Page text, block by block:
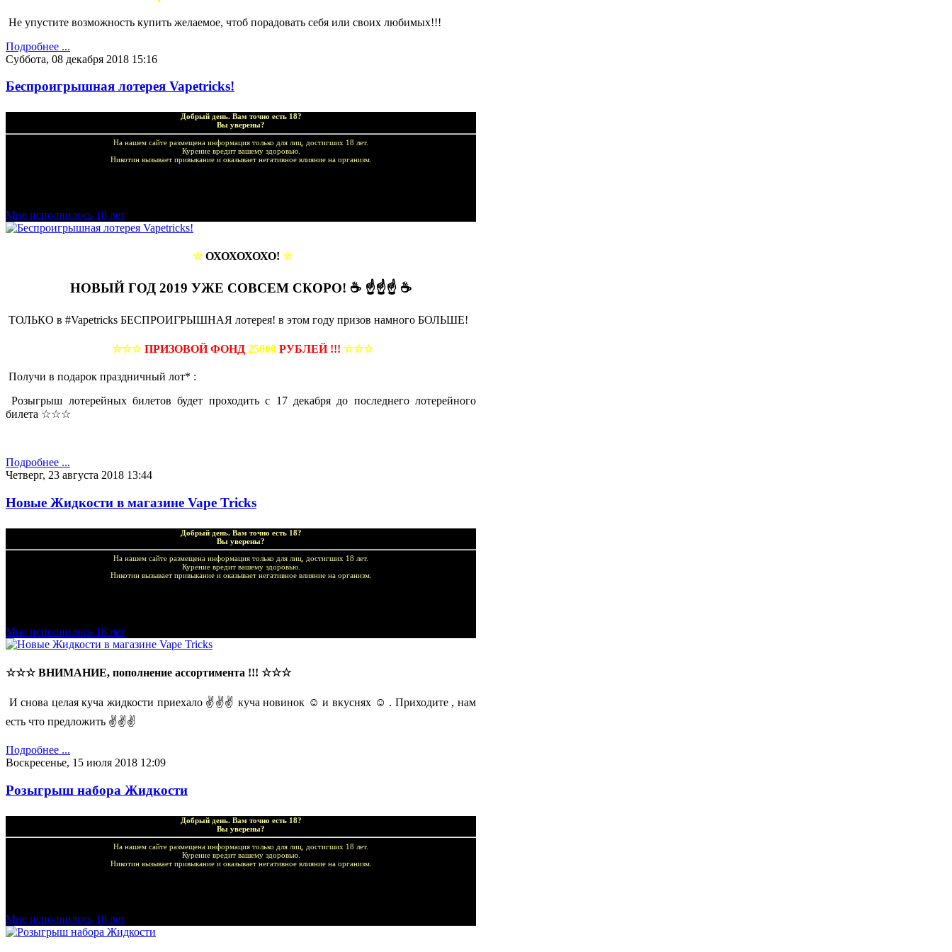
Не упустите возможность купить желаемое, чтоб порадовать себя или своих любимых!!!
Подробнее ...
Суббота, 08 декабря 2018 15:16
Беспроигрышная лотерея Vapetricks!
Добрый день. Вам точно есть 18?
Вы уверены?
На нашем сайте размещена информация только для лиц, достигших 18 лет.
Курение вредит вашему здоровью.
Никотин вызывает привыкание и оказывает негативное влияние на организм.
Мне исполнилось 18 лет
☆ОХОХОХОХО! ☆
НОВЫЙ ГОД 2019 УЖЕ СОВСЕМ СКОРО! ☕ ☝☝☝ ☕
ТОЛЬКО в #Vapetricks БЕСПРОИГРЫШНАЯ лотерея! в этом году призов намного БОЛЬШЕ!
☆☆☆ ПРИЗОВОЙ ФОНД 25000РУБЛЕЙ !!! ☆☆☆
Получи в подарок праздничный лот* :
Розыгрыш лотерейных билетов будет проходить с 17 декабря до последнего лотерейного
билета ☆☆☆
Подробнее ...
Четверг, 23 августа 2018 13:44
Новые Жидкости в магазине Vape Tricks
Добрый день. Вам точно есть 18?
Вы уверены?
На нашем сайте размещена информация только для лиц, достигших 18 лет.
Курение вредит вашему здоровью.
Никотин вызывает привыкание и оказывает негативное влияние на организм.
Мне исполнилось 18 лет
☆☆☆ВНИМАНИЕ, пополнение ассортимента !!! ☆☆☆
И снова целая куча жидкости приехало ✌✌✌ куча новинок ☺ и вкуснях ☺ . Приходите , нам
есть что предложить ✌✌✌
Подробнее ...
Воскресенье, 15 июля 2018 12:09
Розыгрыш набора Жидкости
Добрый день. Вам точно есть 18?
Вы уверены?
На нашем сайте размещена информация только для лиц, достигших 18 лет.
Курение вредит вашему здоровью.
Никотин вызывает привыкание и оказывает негативное влияние на организм.
Мне исполнилось 18 лет